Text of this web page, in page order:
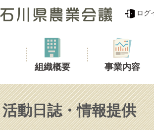
ログ
組織概要 事業内容
活動日誌・情報提供